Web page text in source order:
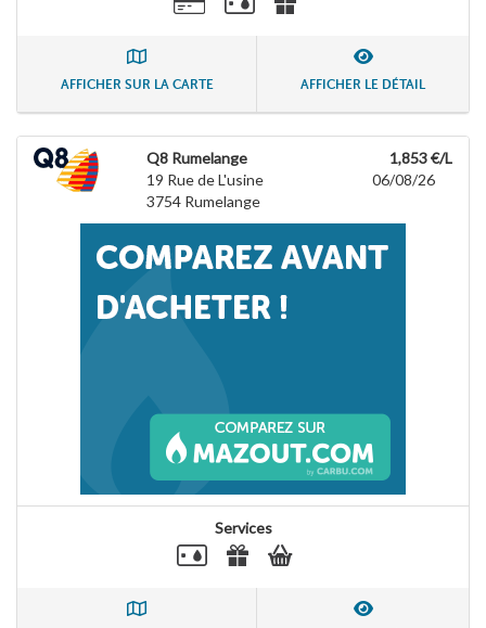
AFFICHER SUR LA CARTE AFFICHER LE DÉTAIL
Q8 Rumelange
19 Rue de L'usine
3754 Rumelange
1,853 €/L
06/08/26
Services